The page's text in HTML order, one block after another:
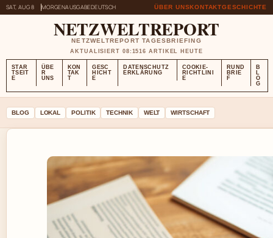
SAT, AUG 8 MORGENAUSGABEDEUTSCH ÜBER UNSKONTAKTGESCHICHTE
NETZWELTREPORT
NETZWELTREPORT TAGESBRIEFING
AKTUALISIERT 08:1516 ARTIKEL HEUTE
STAR
TSEIT
E
ÜBE
R
UNS
KON
TAK
T
GESC
HICHT
E
DATENSCHUTZ
ERKLÄRUNG
COOKIE-
RICHTLINI
E
RUND
BRIE
F
B
L
O
G
BLOG LOKAL POLITIK TECHNIK WELT WIRTSCHAFT